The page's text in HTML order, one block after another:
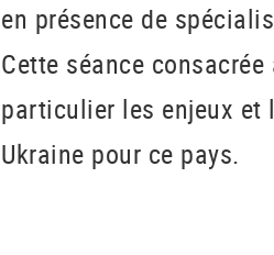
en présence de
Cette séance
particulier les enjeux et
Ukraine pour ce pays.